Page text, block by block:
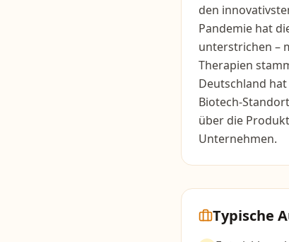
den
Pandemie hat
unterstrichen –
Therapien
Deutschland
Biotech-
über die
Unternehmen.
Typische